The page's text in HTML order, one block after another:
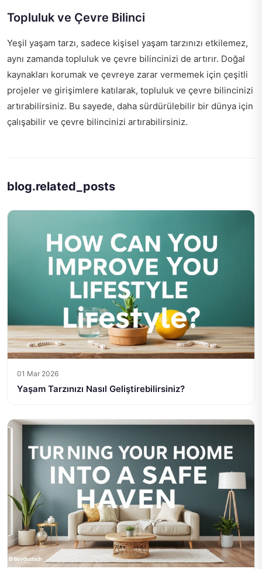
Topluluk ve Çevre Bilinci
Yeşil yaşam tarzı, sadece kişisel yaşam tarzınızı etkilemez,
aynı zamanda topluluk ve çevre bilincinizi de artırır. Doğal
kaynakları korumak ve çevreye zarar vermemek için çeşitli
projeler ve girişimlere katılarak, topluluk ve çevre bilincinizi
artırabilirsiniz. Bu sayede, daha sürdürülebilir bir dünya için
çalışabilir ve çevre bilincinizi artırabilirsiniz.
blog.related_posts
01 Mar 2026
Yaşam Tarzınızı Nasıl Geliştirebilirsiniz?